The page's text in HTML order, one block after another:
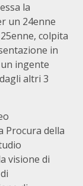
la
un 24enne
colpita
in
ingente
altri 3
Procura della
visione di